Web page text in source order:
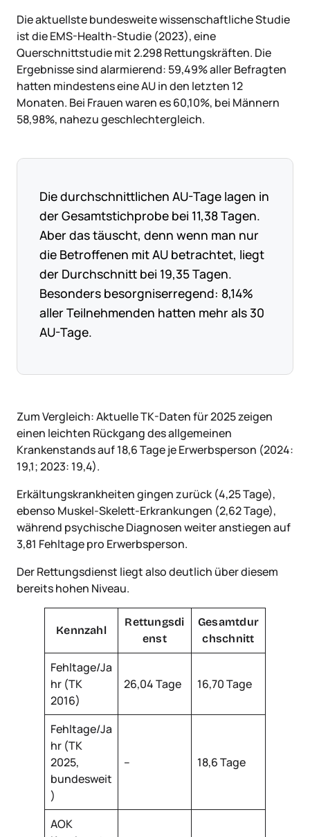
Die aktuellste bundesweite wissenschaftliche Studie
ist die EMS-Health-Studie (2023), eine
Querschnittstudie mit 2.298 Rettungskräften. Die
Ergebnisse sind alarmierend: 59,49% aller Befragten
hatten mindestens eine AU in den letzten 12
Monaten. Bei Frauen waren es 60,10%, bei Männern
58,98%, nahezu geschlechtergleich.
Die durchschnittlichen AU-Tage lagen in
der Gesamtstichprobe bei 11,38 Tagen.
Aber das täuscht, denn wenn man nur
die Betroffenen mit AU betrachtet, liegt
der Durchschnitt bei 19,35 Tagen.
Besonders besorgniserregend: 8,14%
aller Teilnehmenden hatten mehr als 30
AU-Tage.
Zum Vergleich: Aktuelle TK-Daten für 2025 zeigen
einen leichten Rückgang des allgemeinen
Krankenstands auf 18,6 Tage je Erwerbsperson (2024:
19,1; 2023: 19,4).
Erkältungskrankheiten gingen zurück (4,25 Tage),
ebenso Muskel-Skelett-Erkrankungen (2,62 Tage),
während psychische Diagnosen weiter anstiegen auf
3,81 Fehltage pro Erwerbsperson.
Der Rettungsdienst liegt also deutlich über diesem
bereits hohen Niveau.
Kennzahl
Rettungsdi
enst
Gesamtdur
chschnitt
Fehltage/Ja
hr (TK
2016)
26,04 Tage 16,70 Tage
Fehltage/Ja
hr (TK
2025,
bundesweit
)
– 18,6 Tage
AOK